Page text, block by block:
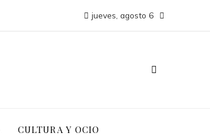
jueves, agosto 6
CULTURA Y OCIO